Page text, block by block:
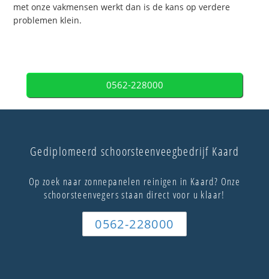
met onze vakmensen werkt dan is de kans op verdere
problemen klein.
0562-228000
Gediplomeerd schoorsteenveegbedrijf Kaard
Op zoek naar zonnepanelen reinigen in Kaard? Onze
schoorsteenvegers staan direct voor u klaar!
0562-228000